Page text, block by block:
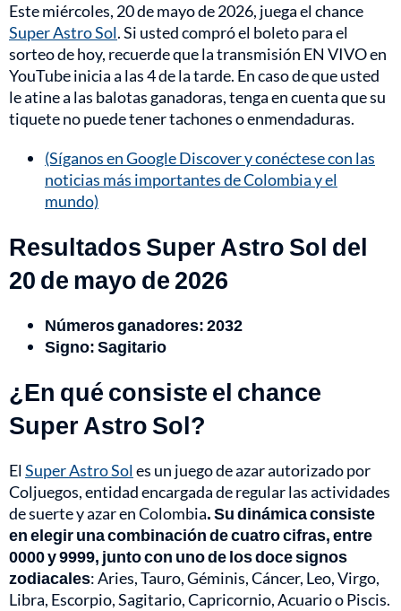
Este miércoles, 20 de mayo de 2026, juega el chance
Super Astro Sol. Si usted compró el boleto para el
sorteo de hoy, recuerde que la transmisión EN VIVO en
YouTube inicia a las 4 de la tarde. En caso de que usted
le atine a las balotas ganadoras, tenga en cuenta que su
tiquete no puede tener tachones o enmendaduras.
(Síganos en Google Discover y conéctese con las
noticias más importantes de Colombia y el
mundo)
Resultados Super Astro Sol del
20 de mayo de 2026
Números ganadores: 2032
Signo: Sagitario
¿En qué consiste el chance
Super Astro Sol?
ElSuper Astro Soles un juego de azar autorizado por
Coljuegos, entidad encargada de regular las actividades
de suerte y azar en Colombia. Su dinámica consiste
en elegir una combinación de cuatro cifras, entre
0000 y 9999, junto con uno de los doce signos
zodiacales: Aries, Tauro, Géminis, Cáncer, Leo, Virgo,
Libra, Escorpio, Sagitario, Capricornio, Acuario o Piscis.